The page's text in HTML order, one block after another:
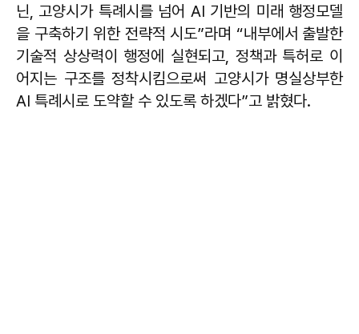
닌, 고양시가 특례시를 넘어 AI 기반의 미래 행정모델
을 구축하기 위한 전략적 시도”라며 “내부에서 출발한
기술적 상상력이 행정에 실현되고, 정책과 특허로 이
어지는 구조를 정착시킴으로써 고양시가 명실상부한
AI 특례시로 도약할 수 있도록 하겠다”고 밝혔다.